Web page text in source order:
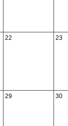
22 23
29 30